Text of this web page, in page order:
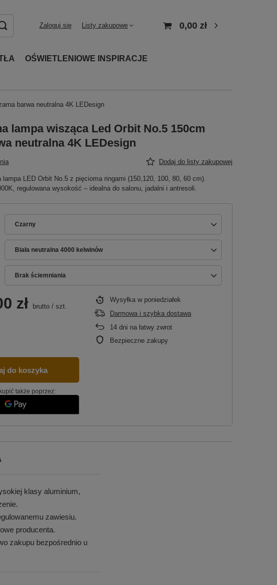
Zaloguj się Listy zakupowe 0,00 zł
OŚWIETLENIOWE INSPIRACJE
barwa neutralna 4K LEDesign
lampa wisząca Led Orbit No.5 150cm
neutralna 4K LEDesign
Dodaj do listy zakupowej
lampa LED Orbit No.5 z pięcioma ringami (150,120, 100, 80, 60 cm).
regulowana wysokość – idealna do salonu, jadalni i antresoli.
Czarny
Biała neutralna 4000 kelwinów
Brak ściemniania
zł brutto / szt.
do koszyka
także poprzez:
Wysyłka w poniedziałek
Darmowa i szybka dostawa
14 dni na łatwy zwrot
Bezpieczne zakupy
klasy aluminium,
zawiesiu.
producenta.
zakupu bezpośrednio u